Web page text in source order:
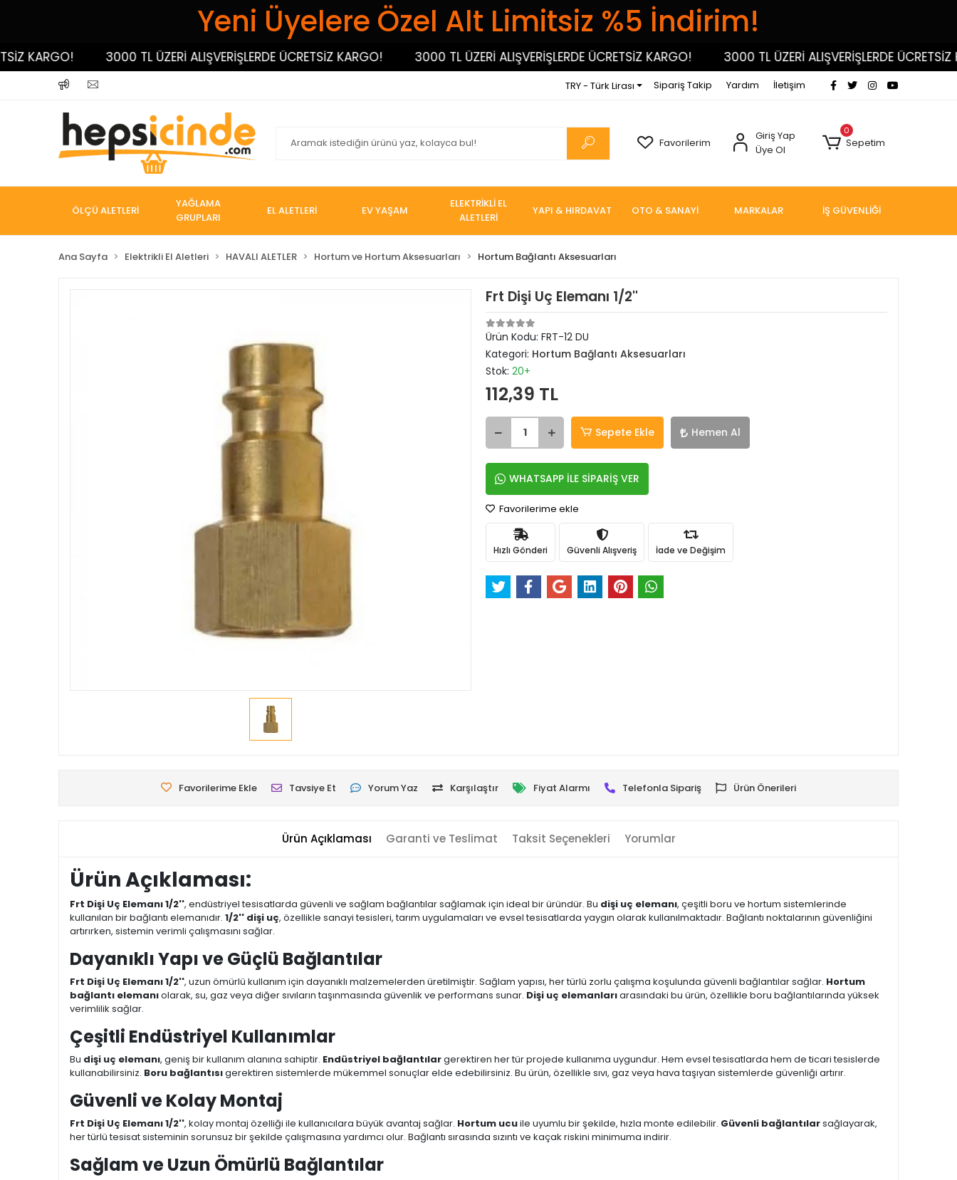
Yeni Üyelere Özel Alt Limitsiz %5 İndirim!
3000 TL ÜZERİ ALIŞVERİŞLERDE ÜCRETSİZ KARGO! 3000 TL ÜZERİ ALIŞVERİŞLERDE ÜCRETSİZ KARGO! 3000 TL ÜZERİ ALIŞVERİŞLERDE ÜCRETSİZ
TRY - Türk Lirası Sipariş Takip Yardım İletişim
Favorilerim
Giriş Yap
Üye Ol
0
Sepetim
ÖLÇÜ ALETLERİ
YAĞLAMA
GRUPLARI
EL ALETLERİ EV YAŞAM
ELEKTRİKLİ EL
ALETLERİ
YAPI & HIRDAVAT OTO & SANAYİ MARKALAR İŞ GÜVENLİĞİ
Ana Sayfa Elektrikli El Aletleri HAVALI ALETLER Hortum ve Hortum Aksesuarları Hortum Bağlantı Aksesuarları
Frt Dişi Uç Elemanı 1/2''
Ürün Kodu: FRT-12 DU
Kategori: Hortum Bağlantı Aksesuarları
Stok: 20+
112,39 TL
Sepete Ekle Hemen Al
WHATSAPP İLE SİPARİŞ VER
Favorilerime ekle
Hızlı Gönderi Güvenli Alışveriş İade ve Değişim
Favorilerime Ekle Tavsiye Et Yorum Yaz Karşılaştır Fiyat Alarmı Telefonla Sipariş Ürün Önerileri
Ürün Açıklaması Garanti ve Teslimat Taksit Seçenekleri Yorumlar
Ürün Açıklaması:
Frt Dişi Uç Elemanı 1/2'', endüstriyel tesisatlarda güvenli ve sağlam bağlantılar sağlamak için ideal bir üründür. Bu dişi uç elemanı, çeşitli boru ve hortum sistemlerinde
kullanılan bir bağlantı elemanıdır. 1/2'' dişi uç, özellikle sanayi tesisleri, tarım uygulamaları ve evsel tesisatlarda yaygın olarak kullanılmaktadır. Bağlantı noktalarının güvenliğini
artırırken, sistemin verimli çalışmasını sağlar.
Dayanıklı Yapı ve Güçlü Bağlantılar
Frt Dişi Uç Elemanı 1/2'', uzun ömürlü kullanım için dayanıklı malzemelerden üretilmiştir. Sağlam yapısı, her türlü zorlu çalışma koşulunda güvenli bağlantılar sağlar. Hortum
bağlantı elemanıolarak, su, gaz veya diğer sıvıların taşınmasında güvenlik ve performans sunar. Dişi uç elemanlarıarasındaki bu ürün, özellikle boru bağlantılarında yüksek
verimlilik sağlar.
Çeşitli Endüstriyel Kullanımlar
Bu dişi uç elemanı, geniş bir kullanım alanına sahiptir. Endüstriyel bağlantılargerektiren her tür projede kullanıma uygundur. Hem evsel tesisatlarda hem de ticari tesislerde
kullanabilirsiniz. Boru bağlantısıgerektiren sistemlerde mükemmel sonuçlar elde edebilirsiniz. Bu ürün, özellikle sıvı, gaz veya hava taşıyan sistemlerde güvenliği artırır.
Güvenli ve Kolay Montaj
Frt Dişi Uç Elemanı 1/2'', kolay montaj özelliği ile kullanıcılara büyük avantaj sağlar. Hortum ucuile uyumlu bir şekilde, hızla monte edilebilir. Güvenli bağlantılarsağlayarak,
her türlü tesisat sisteminin sorunsuz bir şekilde çalışmasına yardımcı olur. Bağlantı sırasında sızıntı ve kaçak riskini minimuma indirir.
Sağlam ve Uzun Ömürlü Bağlantılar